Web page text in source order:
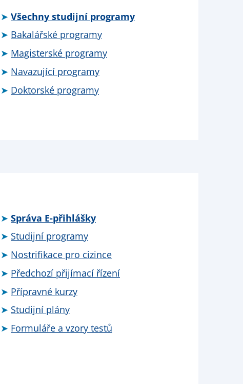
Všechny studijní programy
Bakalářské programy
Magisterské programy
Navazující programy
Doktorské programy
Správa E-přihlášky
Studijní programy
Nostrifikace pro cizince
Předchozí přijímací řízení
Přípravné kurzy
Studijní plány
Formuláře a vzory testů